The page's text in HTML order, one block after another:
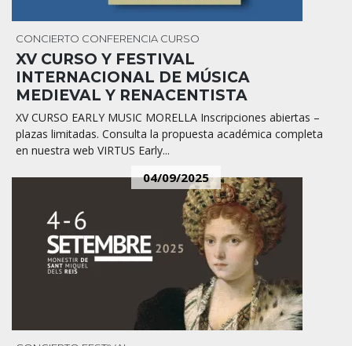
CONCIERTO CONFERENCIA CURSO
XV CURSO Y FESTIVAL
INTERNACIONAL DE MÚSICA
MEDIEVAL Y RENACENTISTA
XV CURSO EARLY MUSIC MORELLA Inscripciones abiertas –
plazas limitadas. Consulta la propuesta académica completa
en nuestra web VIRTUS Early...
04/09/2025